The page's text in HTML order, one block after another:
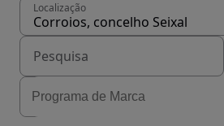
Localização
Corroios, concelho Seixal